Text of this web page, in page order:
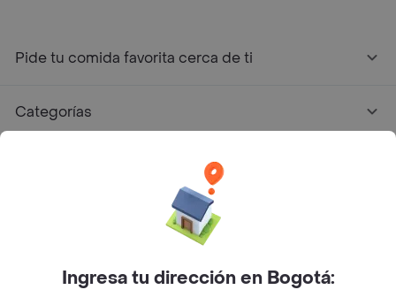
Pide tu comida favorita cerca de ti
Categorías
Facebook
Twitter
Instagram
Ingresa tu dirección en Bogotá: